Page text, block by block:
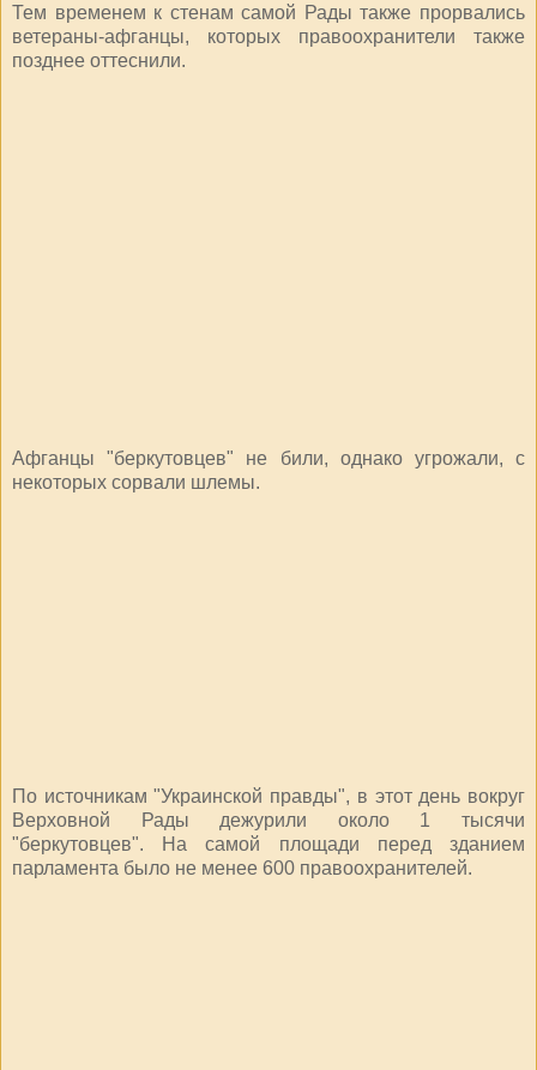
Тем временем к стенам самой Рады также прорвались
ветераны-афганцы, которых правоохранители также
позднее оттеснили.
Афганцы "беркутовцев" не били, однако угрожали, с
некоторых сорвали шлемы.
По источникам "Украинской правды", в этот день вокруг
Верховной Рады дежурили около 1 тысячи
"беркутовцев". На самой площади перед зданием
парламента было не менее 600 правоохранителей.